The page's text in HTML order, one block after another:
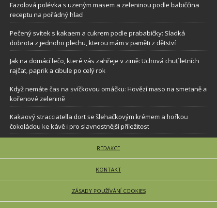
Fazolová polévka s uzeným masem a zeleninou podle babiččina
receptu na pořádný hlad
Pečený svítek s kakaem a cukrem podle prababičky: Sladká
dobrota z jednoho plechu, kterou mám v paměti z dětství
Jak na domácí lečo, které vás zahřeje v zimě: Uchová chuť letních
rajčat, paprik a cibule po celý rok
Když nemáte čas na svíčkovou omáčku: Hovězí maso na smetaně a
kořenové zelenině
Kakaový stracciatella dort se šlehačkovým krémem a hořkou
čokoládou ke kávě i pro slavnostnější příležitost
REDAKCE
KONTAKT
ZÁSADY POUŽÍVÁNÍ COOKIES